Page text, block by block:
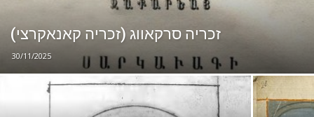
זכריה סרקאווג (זכריה קאנאקרצי)
30/11/2025